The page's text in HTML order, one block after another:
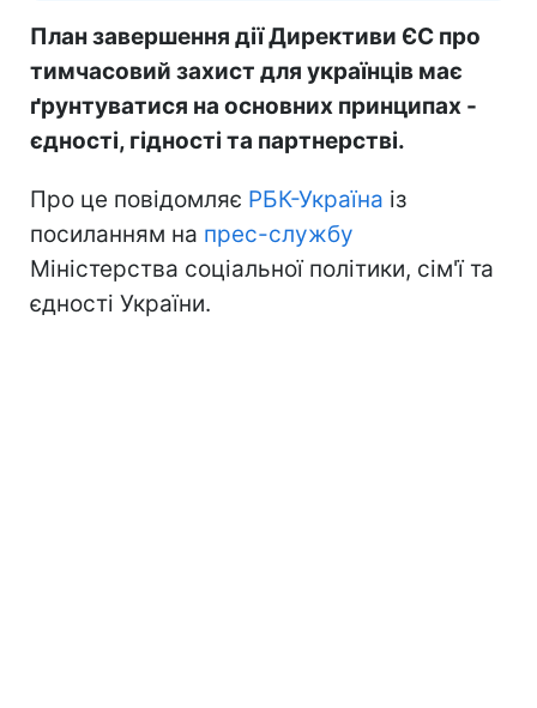
План завершення дії Директиви ЄС про
тимчасовий захист для українців має
ґрунтуватися на основних принципах -
єдності, гідності та партнерстві.
Про це повідомляє РБК-Україна із
посиланням на прес-службу
Міністерства соціальної політики, сім'ї та
єдності України.